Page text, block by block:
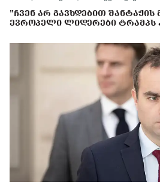
"ᲩᲕᲔᲜ ᲐᲠ ᲒᲐᲕᲮᲓᲔᲑᲘᲗ ᲨᲐᲜᲢᲐᲟᲘᲡ
ᲔᲕᲠᲝᲞᲔᲚᲘ ᲚᲘᲓᲔᲠᲔᲑᲘ ᲢᲠᲐᲛᲞᲡ